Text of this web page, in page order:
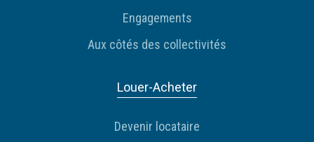
Engagements
Aux côtés des collectivités
Louer-Acheter
Devenir locataire